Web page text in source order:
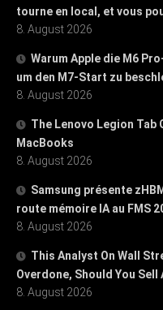
tourne en local, et vous
8. August 2026
Warum Apple die M6
um den M7-Start zu
8. August 2026
The Lenovo Legion Tab
MacBooks
8. August 2026
Samsung présente
route mémoire IA au FMS
8. August 2026
This Analyst On Wall
Overdone, Should You Sell
8. August 2026